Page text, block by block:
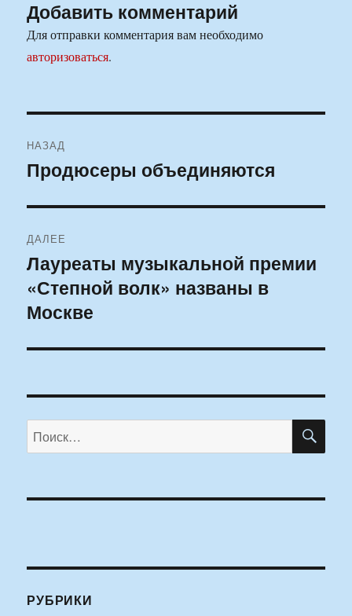
Добавить комментарий
Для отправки комментария вам необходимо
авторизоваться.
по
НАЗАД
Предыдущая
Продюсеры объединяются
ДАЛЕЕ
Следующая
запись:
Лауреаты музыкальной премии
«Степной волк» названы в
Москве
Искать:
РУБРИКИ